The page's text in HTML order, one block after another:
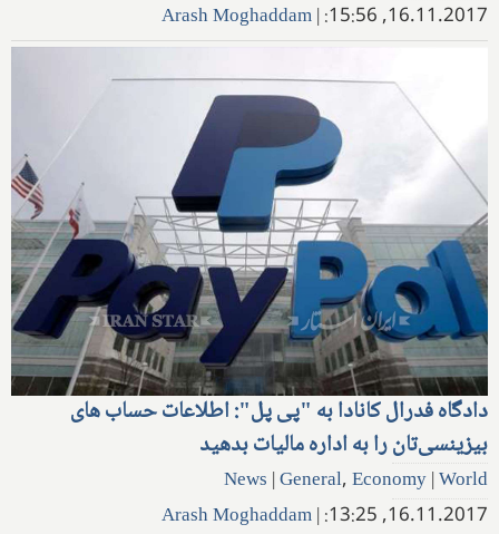
16.11.2017, 15:56:
|
Arash Moghaddam
دادگاه فدرال کانادا‌ به "پی پل": اطلاعات حساب های
بیزینسی‌تان را به اداره مالیات بدهید
News |General,Economy|World
16.11.2017, 13:25:
|
Arash Moghaddam